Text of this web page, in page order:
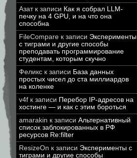
Азатк записи Как я собрал LLM-
печку на 4 GPU, и на что она
способна
FileCompare к записи Эксперименты
с тиграми и другие способы
преподавать программирование
студентам, которым скучно
Феликс к записи База данных
простых чисел до ста миллиардов
на коленке
v4f к записи Перебор IP-адресов на
хостинге — и как с этим бороться
amarakin к записи Альтернативный
список заблокированных в РФ
ресурсов Re:filter
ResizeOn к записи Эксперименты с
тиграми и другие способы